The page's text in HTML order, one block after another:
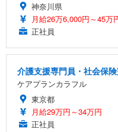
神奈川県
月給26万6,000円～45万
正社員
介護支援専門員・社会保
ケアプランカラフル
東京都
月給29万円～34万円
正社員